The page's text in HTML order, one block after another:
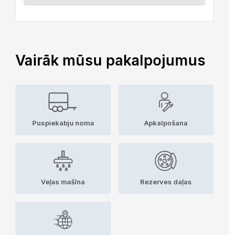
Vairāk mūsu pakalpojumus
Puspiekabju noma Apkalpošana
Veļas mašīna Rezerves daļas